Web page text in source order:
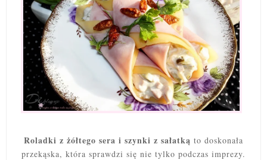
Roladki z żółtego sera i szynki z sałatką to doskonała
przekąska, która sprawdzi się nie tylko podczas imprezy.